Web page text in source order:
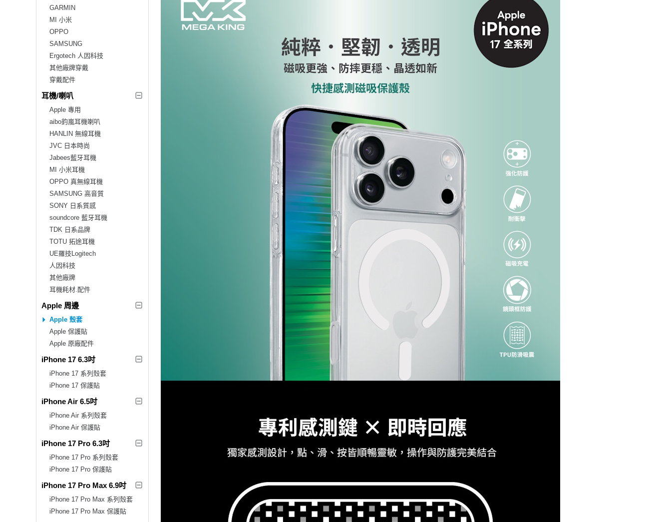
GARMIN
MI 小米
OPPO
SAMSUNG
Ergotech 人因科技
其他廠牌穿戴
穿戴配件
耳機/喇叭
Apple 專用
aibo鈞嵐耳機喇叭
HANLIN 無線耳機
JVC 日本時尚
Jabees藍牙耳機
MI 小米耳機
OPPO 真無線耳機
SAMSUNG 高音質
SONY 日系質感
soundcore 藍牙耳機
TDK 日系品牌
TOTU 拓途耳機
UE羅技Logitech
人因科技
其他廠牌
耳機耗材.配件
Apple 周邊
Apple 殼套
Apple 保護貼
Apple 原廠配件
iPhone 17 6.3吋
iPhone 17 系列殼套
iPhone 17 保護貼
iPhone Air 6.5吋
iPhone Air 系列殼套
iPhone Air 保護貼
iPhone 17 Pro 6.3吋
iPhone 17 Pro 系列殼套
iPhone 17 Pro 保護貼
iPhone 17 Pro Max 6.9吋
iPhone 17 Pro Max 系列殼套
iPhone 17 Pro Max 保護貼